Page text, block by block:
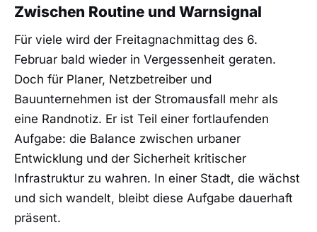
Zwischen Routine und Warnsignal
Für viele wird der Freitagnachmittag des 6.
Februar bald wieder in Vergessenheit geraten.
Doch für Planer, Netzbetreiber und
Bauunternehmen ist der Stromausfall mehr als
eine Randnotiz. Er ist Teil einer fortlaufenden
Aufgabe: die Balance zwischen urbaner
Entwicklung und der Sicherheit kritischer
Infrastruktur zu wahren. In einer Stadt, die wächst
und sich wandelt, bleibt diese Aufgabe dauerhaft
präsent.